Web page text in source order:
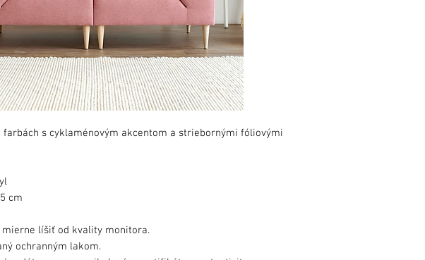
farbách s cyklaménovým akcentom a striebornými fóliovými
cm
mierne líšiť od kvality monitora.
ochranným lakom.